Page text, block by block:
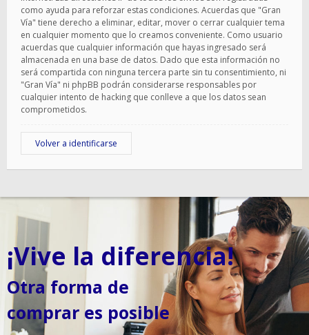
como ayuda para reforzar estas condiciones. Acuerdas que "Gran
Vía" tiene derecho a eliminar, editar, mover o cerrar cualquier tema
en cualquier momento que lo creamos conveniente. Como usuario
acuerdas que cualquier información que hayas ingresado será
almacenada en una base de datos. Dado que esta información no
será compartida con ninguna tercera parte sin tu consentimiento, ni
"Gran Vía" ni phpBB podrán considerarse responsables por
cualquier intento de hacking que conlleve a que los datos sean
comprometidos.
Volver a identificarse
¡Vive la diferencia!
Otra forma de
comprar es posible